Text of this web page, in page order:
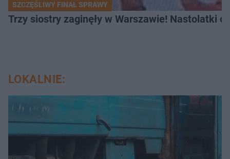
SZCZĘŚLIWY FINAŁ SPRAWY
Trzy siostry zaginęły w Warszawie! Nastolatki
LOKALNIE: